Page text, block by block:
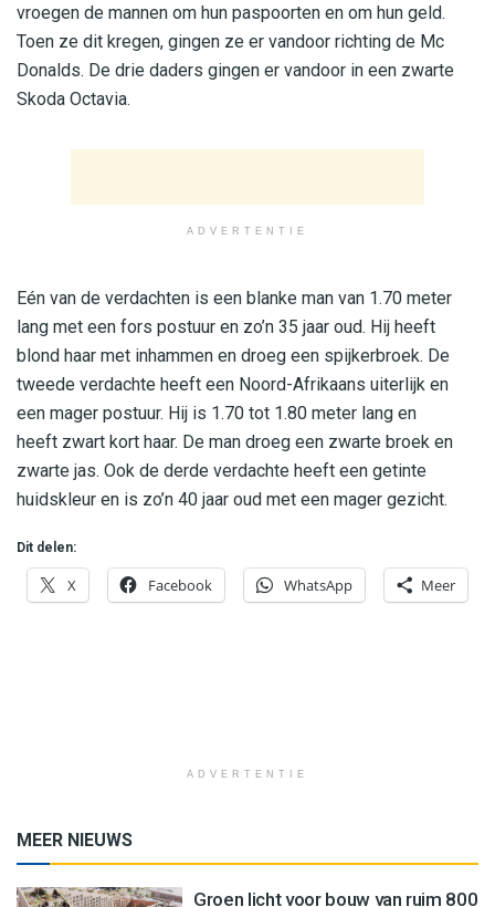
vroegen de mannen om hun paspoorten en om hun geld.
Toen ze dit kregen, gingen ze er vandoor richting de Mc
Donalds. De drie daders gingen er vandoor in een zwarte
Skoda Octavia.
ADVERTENTIE
Eén van de verdachten is een blanke man van 1.70 meter
lang met een fors postuur en zo’n 35 jaar oud. Hij heeft
blond haar met inhammen en droeg een spijkerbroek. De
tweede verdachte heeft een Noord-Afrikaans uiterlijk en
een mager postuur. Hij is 1.70 tot 1.80 meter lang en
heeft zwart kort haar. De man droeg een zwarte broek en
zwarte jas. Ook de derde verdachte heeft een getinte
huidskleur en is zo’n 40 jaar oud met een mager gezicht.
Dit delen:
X Facebook WhatsApp Meer
ADVERTENTIE
MEER NIEUWS
Groen licht voor bouw van ruim 800